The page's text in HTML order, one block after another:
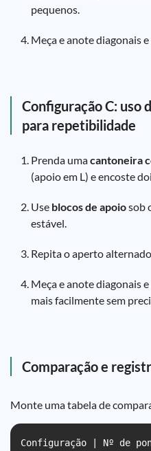
pequenos.
Meça e anote diagonais
Configuração C: uso
para repetibilidade
Prenda umacantoneira
(apoio em L) e encoste
Use blocos de apoiosob
estável.
Repita o aperto
Meça e anote diagonais
mais facilmente sem
Comparação e
Monte uma tabela de
Configuração | Nº de